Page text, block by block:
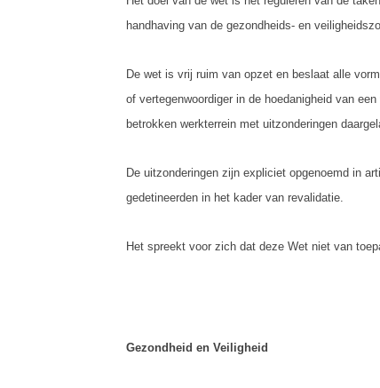
handhaving van de gezondheids- en
De wet is vrij ruim van opzet en beslaat alle
of vertegenwoordiger in de hoedanigheid van
betrokken werkterrein met uitzonderingen
De uitzonderingen zijn expliciet opgenoemd in
gedetineerden in het kader van revalidatie.
Het spreekt voor zich dat deze Wet niet van
Gezondheid en Veiligheid